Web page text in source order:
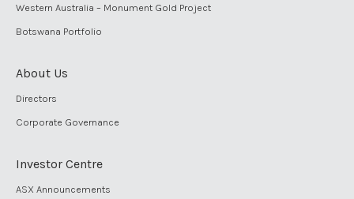
Western Australia – Monument Gold Project
Botswana Portfolio
About Us
Directors
Corporate Governance
Investor Centre
ASX Announcements